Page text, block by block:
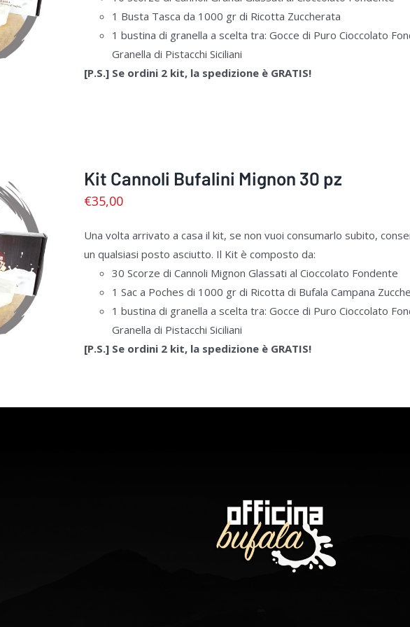
1 Busta Tasca da 1000 gr di Ricotta Zuccherata
1 bustina di granella a scelta tra: Gocce di Puro Cioccolato
Granella di Pistacchi Siciliani
[P.S.] Se ordini 2 kit, la spedizione è GRATIS!
Kit Cannoli Bufalini Mignon 30 pz
€35,00
Una volta arrivato a casa il kit, se non vuoi consumarlo subito,
un qualsiasi posto asciutto. Il Kit è composto da:
30 Scorze di Cannoli Mignon Glassati al Cioccolato Fondente
1 Sac a Poches di 1000 gr di Ricotta di Bufala Campana
1 bustina di granella a scelta tra: Gocce di Puro Cioccolato
Granella di Pistacchi Siciliani
[P.S.] Se ordini 2 kit, la spedizione è GRATIS!